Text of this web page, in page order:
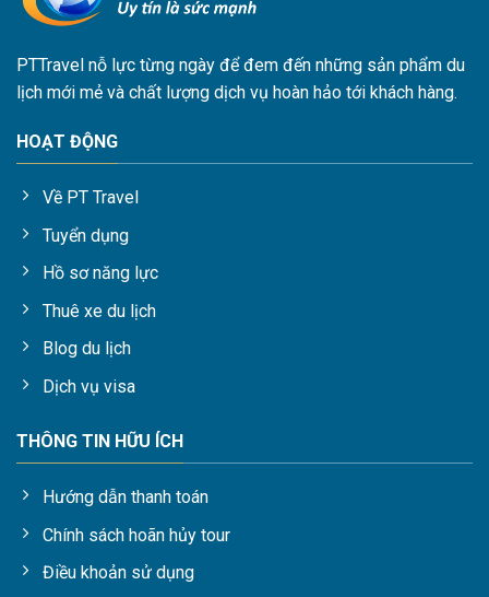
PTTravel nỗ lực từng ngày để đem đến những sản phẩm du
lịch mới mẻ và chất lượng dịch vụ hoàn hảo tới khách hàng.
HOẠT ĐỘNG
Về PT Travel
Tuyển dụng
Hồ sơ năng lực
Thuê xe du lịch
Blog du lịch
Dịch vụ visa
THÔNG TIN HỮU ÍCH
Hướng dẫn thanh toán
Chính sách hoãn hủy tour
Điều khoản sử dụng